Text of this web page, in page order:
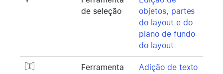
de seleção
objetos, partes
do layout e do
plano de fundo
do layout
Ferramenta
Adição de texto